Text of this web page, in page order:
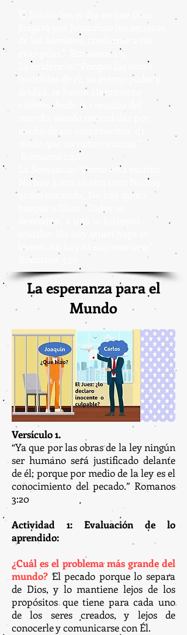
El Juicio: “en el día en que Dios
juzgará por Jesucristo los secretos
de los hombres, conforme a mi
evangelio.” Romanos 2:5
La evidencia: “Porque las cosas
invisibles de él, su eterno poder y
deidad, se hacen claramente
visibles desde la creación del
mundo, siendo entendidas por
medio de las cosas hechas, de
modo que no tienen excusa.”
Romanos 1:20
La Sentencia: “Como está escrito:
No hay justo, ni aun uno; No hay
quien entienda, No hay quien
busque a Dios. Todos se
desviaron, a una se hicieron
inútiles; No hay quien haga lo
bueno, no hay ni siquiera uno.”
Romanos 3:10
La esperanza para el
Mundo
Versículo 1.
“Ya que por las obras de la ley ningún
ser humano será justificado delante
de él; porque por medio de la ley es el
conocimiento del pecado.” Romanos
3:20
Actividad 1: Evaluación de lo
aprendido:
¿Cuál es el problema más grande del
mundo? El pecado porque lo separa
de Dios, y lo mantiene lejos de los
propósitos que tiene para cada uno
de los seres creados, y lejos de
conocerle y comunicarse con Él.